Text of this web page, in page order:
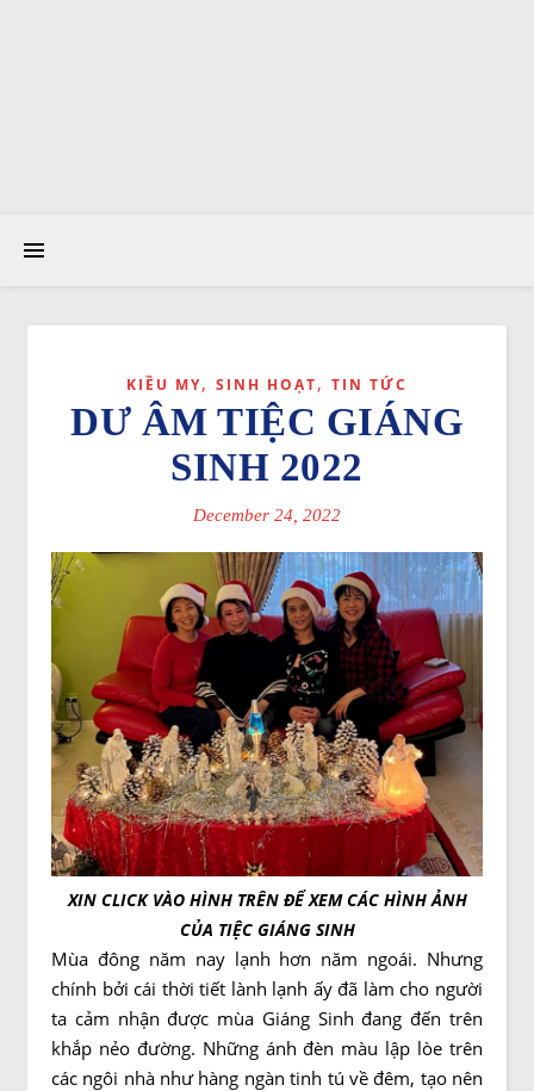
KIỀU MY, SINH HOẠT, TIN TỨC
DƯ ÂM TIỆC GIÁNG
SINH 2022
December 24, 2022
XIN CLICK VÀO HÌNH TRÊN ĐỂ XEM CÁC HÌNH ẢNH
CỦA TIỆC GIÁNG SINH
Mùa đông năm nay lạnh hơn năm ngoái. Nhưng
chính bởi cái thời tiết lành lạnh ấy đã làm cho người
ta cảm nhận được mùa Giáng Sinh đang đến trên
khắp nẻo đường. Những ánh đèn màu lập lòe trên
các ngôi nhà như hàng ngàn tinh tú về đêm, tạo nên